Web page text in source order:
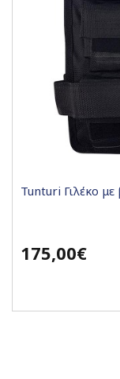
Tunturi Γιλέκο
175,00€